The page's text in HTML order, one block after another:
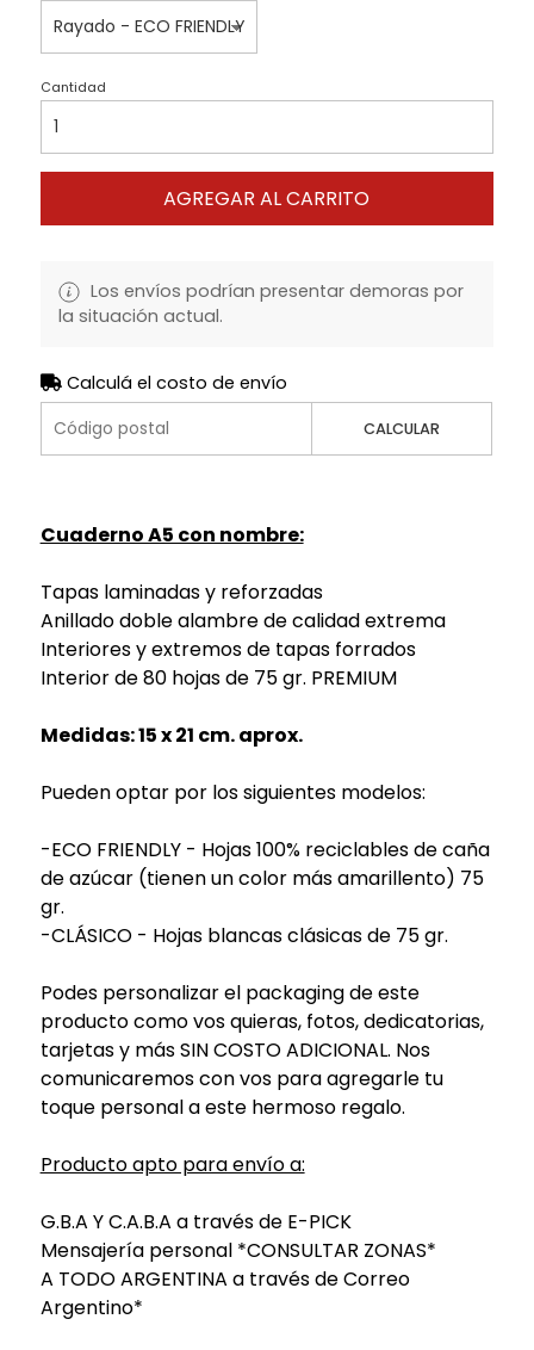
Cantidad
AGREGAR AL CARRITO
Los envíos podrían presentar demoras por
la situación actual.
Calculá el costo de envío
CALCULAR
Cuaderno A5 con nombre:
Tapas laminadas y reforzadas
Anillado doble alambre de calidad extrema
Interiores y extremos de tapas forrados
Interior de 80 hojas de 75 gr. PREMIUM
Medidas: 15 x 21 cm. aprox.
Pueden optar por los siguientes modelos:
-ECO FRIENDLY - Hojas 100% reciclables de caña
de azúcar (tienen un color más amarillento) 75
gr.
-CLÁSICO - Hojas blancas clásicas de 75 gr.
Podes personalizar el packaging de este
producto como vos quieras, fotos, dedicatorias,
tarjetas y más SIN COSTO ADICIONAL. Nos
comunicaremos con vos para agregarle tu
toque personal a este hermoso regalo.
Producto apto para envío a:
G.B.A Y C.A.B.A a través de E-PICK
Mensajería personal *CONSULTAR ZONAS*
A TODO ARGENTINA a través de Correo
Argentino*